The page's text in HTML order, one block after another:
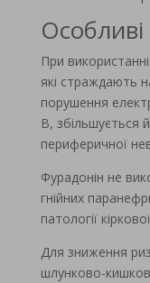
Особливі
При використанні
які страждають
порушення
В, збільшується
периферичної
Фурадонін не
гнійних
патології
Для зниження
шлунково-